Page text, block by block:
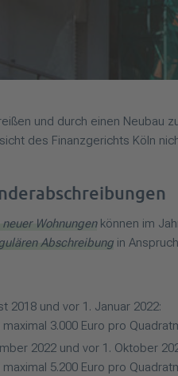
und durch einen
des Finanzgerichts Köln
Wohnungenkönnen im
Abschreibung in
2018 und vor 1. Januar 2022:
3.000 Euro pro
2022 und vor 1. Oktober
5.200 Euro pro